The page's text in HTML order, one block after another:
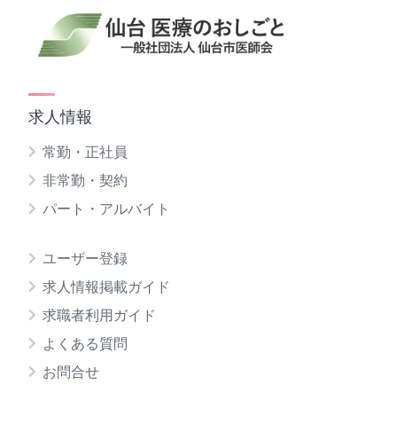
ペ
ー
求人情報
常勤・正社員
非常勤・契約
パート・アルバイト
ユーザー登録
求人情報掲載ガイド
求職者利用ガイド
よくある質問
お問合せ